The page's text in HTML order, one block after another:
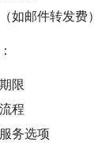
如邮件转发费）
：
限
程
务选项